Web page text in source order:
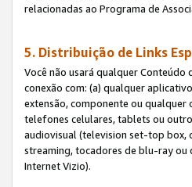
relacionadas ao Programa de
5. Distribuição de Links
Você não usará qualquer Conteúdo
conexão com: (a) qualquer
extensão, componente ou
telefones celulares, tablets ou
audiovisual (television set-top box,
streaming, tocadores de blu-ray ou
Internet Vizio).